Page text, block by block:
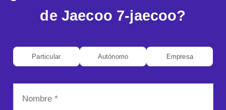
de Jaecoo 7-jaecoo?
Particular Autónomo Empresa